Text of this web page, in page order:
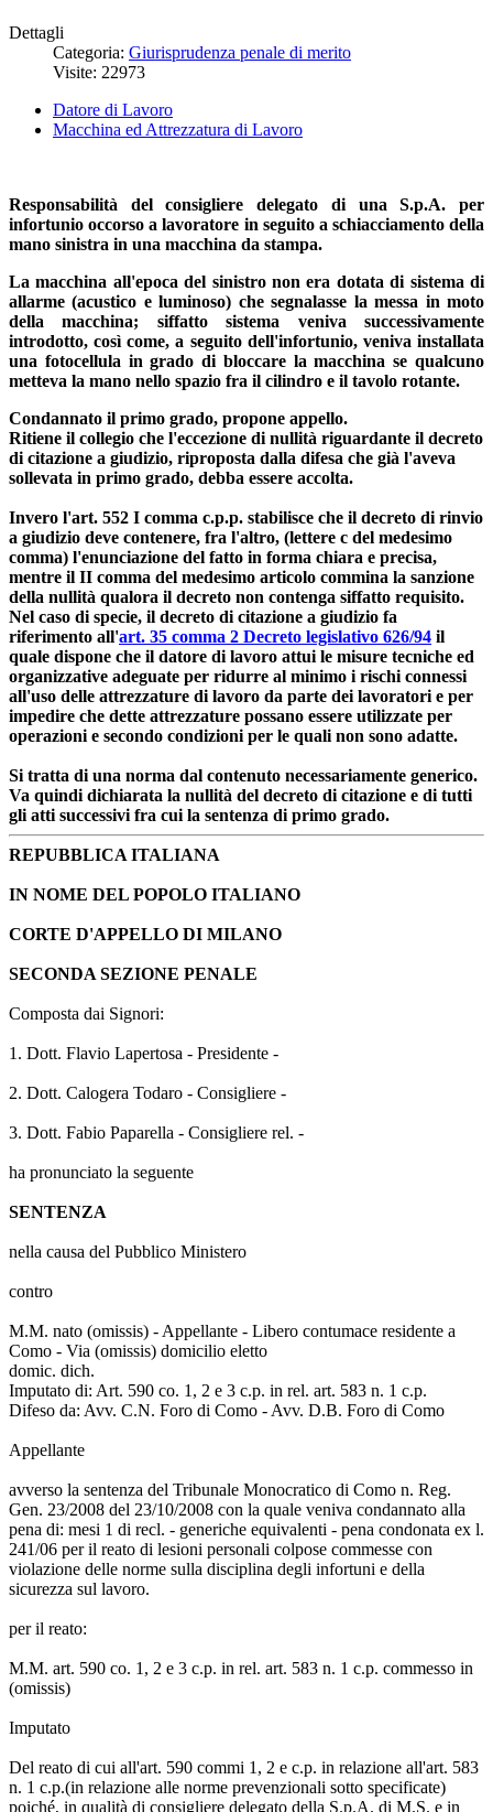
Dettagli
Categoria: Giurisprudenza penale di merito
Visite: 22973
Datore di Lavoro
Macchina ed Attrezzatura di Lavoro
Responsabilità del consigliere delegato di una S.p.A. per
infortunio occorso a lavoratore in seguito a schiacciamento della
mano sinistra in una macchina da stampa.
La macchina all'epoca del sinistro non era dotata di sistema di
allarme (acustico e luminoso) che segnalasse la messa in moto
della macchina; siffatto sistema veniva successivamente
introdotto, così come, a seguito dell'infortunio, veniva installata
una fotocellula in grado di bloccare la macchina se qualcuno
metteva la mano nello spazio fra il cilindro e il tavolo rotante.
Condannato il primo grado, propone appello.
Ritiene il collegio che l'eccezione di nullità riguardante il decreto
di citazione a giudizio, riproposta dalla difesa che già l'aveva
sollevata in primo grado, debba essere accolta.
Invero l'art. 552 I comma c.p.p. stabilisce che il decreto di rinvio
a giudizio deve contenere, fra l'altro, (lettere c del medesimo
comma) l'enunciazione del fatto in forma chiara e precisa,
mentre il II comma del medesimo articolo commina la sanzione
della nullità qualora il decreto non contenga siffatto requisito.
Nel caso di specie, il decreto di citazione a giudizio fa
riferimento all'art. 35 comma 2 Decreto legislativo 626/94 il
quale dispone che il datore di lavoro attui le misure tecniche ed
organizzative adeguate per ridurre al minimo i rischi connessi
all'uso delle attrezzature di lavoro da parte dei lavoratori e per
impedire che dette attrezzature possano essere utilizzate per
operazioni e secondo condizioni per le quali non sono adatte.
Si tratta di una norma dal contenuto necessariamente generico.
Va quindi dichiarata la nullità del decreto di citazione e di tutti
gli atti successivi fra cui la sentenza di primo grado.
REPUBBLICA ITALIANA
IN NOME DEL POPOLO ITALIANO
CORTE D'APPELLO DI MILANO
SECONDA SEZIONE PENALE
Composta dai Signori:
1. Dott. Flavio Lapertosa - Presidente -
2. Dott. Calogera Todaro - Consigliere -
3. Dott. Fabio Paparella - Consigliere rel. -
ha pronunciato la seguente
SENTENZA
nella causa del Pubblico Ministero
contro
M.M. nato (omissis) - Appellante - Libero contumace residente a
Como - Via (omissis) domicilio eletto
domic. dich.
Imputato di: Art. 590 co. 1, 2 e 3 c.p. in rel. art. 583 n. 1 c.p.
Difeso da: Avv. C.N. Foro di Como - Avv. D.B. Foro di Como
Appellante
avverso la sentenza del Tribunale Monocratico di Como n. Reg.
Gen. 23/2008 del 23/10/2008 con la quale veniva condannato alla
pena di: mesi 1 di recl. - generiche equivalenti - pena condonata ex l.
241/06 per il reato di lesioni personali colpose commesse con
violazione delle norme sulla disciplina degli infortuni e della
sicurezza sul lavoro.
per il reato:
M.M. art. 590 co. 1, 2 e 3 c.p. in rel. art. 583 n. 1 c.p. commesso in
(omissis)
Imputato
Del reato di cui all'art. 590 commi 1, 2 e c.p. in relazione all'art. 583
n. 1 c.p.(in relazione alle norme prevenzionali sotto specificate)
poiché, in qualità di consigliere delegato della S.p.A. di M.S. e in